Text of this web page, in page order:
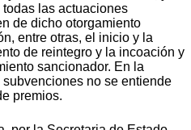
las actuaciones
de dicho otorgamiento
entre otras, el inicio y la
de reintegro y la incoación y
sancionador. En la
no se entiende
premios.